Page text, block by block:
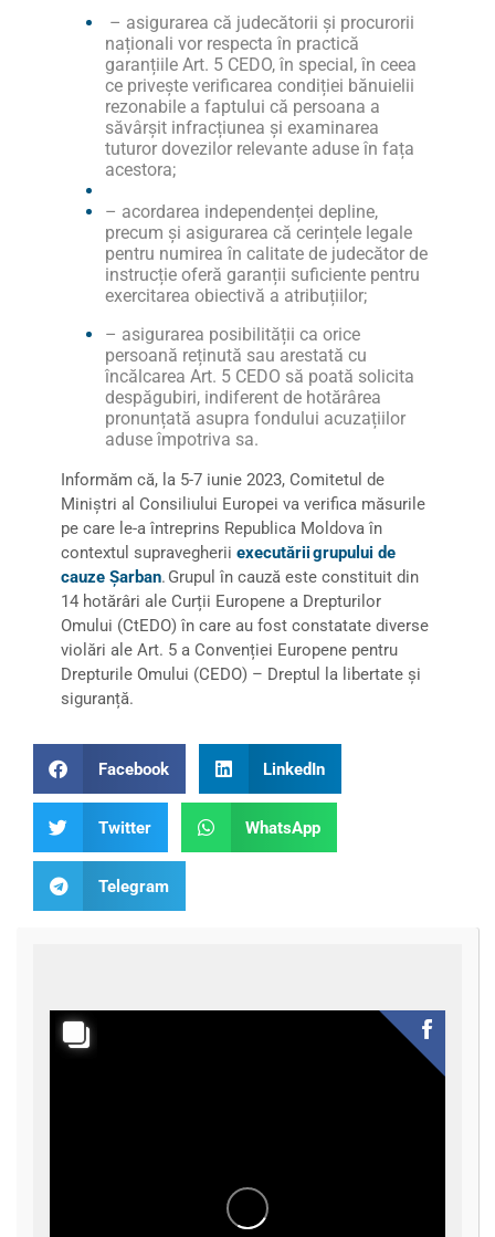
– asigurarea că judecătorii și procurorii
naționali vor respecta în practică
garanțiile Art. 5 CEDO, în special, în ceea
ce privește verificarea condiției bănuielii
rezonabile a faptului că persoana a
săvârșit infracțiunea și examinarea
tuturor dovezilor relevante aduse în fața
acestora;
– acordarea independenței depline,
precum și asigurarea că cerințele legale
pentru numirea în calitate de judecător de
instrucție oferă garanții suficiente pentru
exercitarea obiectivă a atribuțiilor;
– asigurarea posibilității ca orice
persoană reținută sau arestată cu
încălcarea Art. 5 CEDO să poată solicita
despăgubiri, indiferent de hotărârea
pronunțată asupra fondului acuzațiilor
aduse împotriva sa.
Informăm că, la 5-7 iunie 2023, Comitetul de
Miniștri al Consiliului Europei va verifica măsurile
pe care le-a întreprins Republica Moldova în
contextul supravegherii executării grupului de
cauze Șarban. Grupul în cauză este constituit din
14 hotărâri ale Curții Europene a Drepturilor
Omului (CtEDO) în care au fost constatate diverse
violări ale Art. 5 a Convenției Europene pentru
Drepturile Omului (CEDO) – Dreptul la libertate și
siguranță.
Facebook LinkedIn
Twitter WhatsApp
Telegram